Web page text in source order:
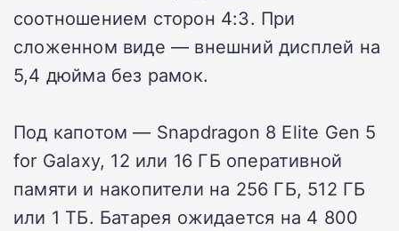
соотношением сторон 4:3. При
сложенном виде — внешний дисплей на
5,4 дюйма без рамок.
Под капотом — Snapdragon 8 Elite Gen 5
for Galaxy, 12 или 16 ГБ оперативной
памяти и накопители на 256 ГБ, 512 ГБ
или 1 ТБ. Батарея ожидается на 4 800